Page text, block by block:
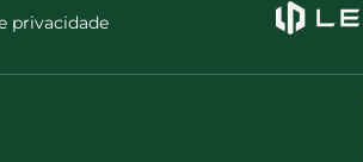
privacidade